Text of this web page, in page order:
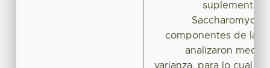
componentes de la
analizaron
varianza, para lo cual